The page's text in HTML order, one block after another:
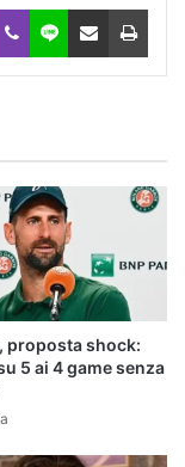
ViberLine Condividi via Email
proposta shock:
5 ai 4 game senza